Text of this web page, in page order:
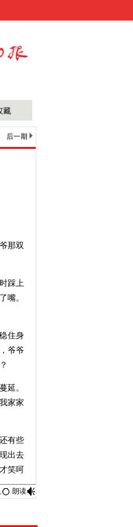
后一期
那双
踩上
嘴。
住身
爷爷
延。
家家
有些
出去
笑呵
朗读